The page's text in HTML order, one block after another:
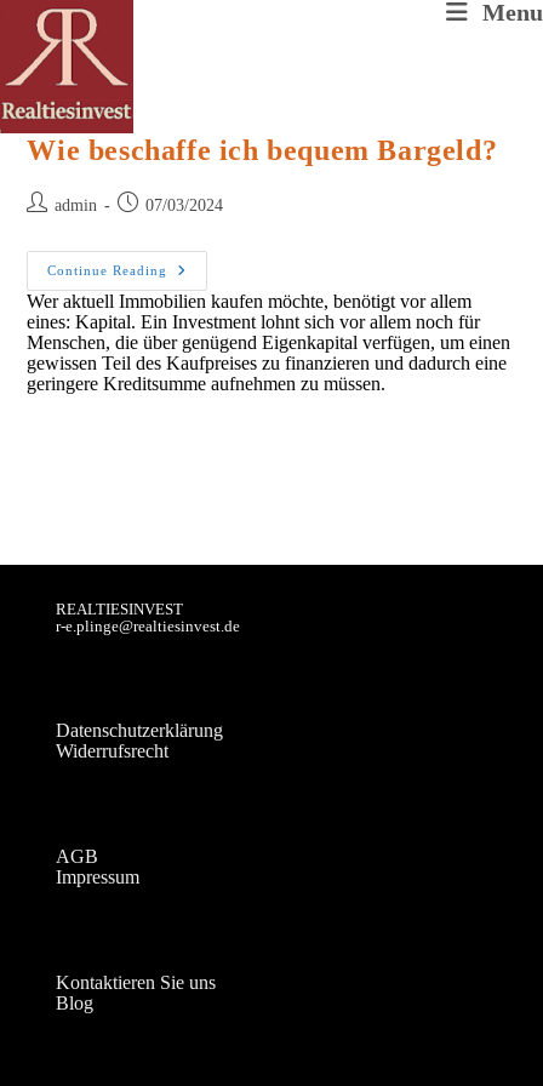
content
Menu
Wie beschaffe ich bequem Bargeld?
Postadmin
Post07/03/2024
Continue Reading
Wie
Beschaffe
Ich
Bequem
Bargeld?
Wer aktuell Immobilien kaufen möchte, benötigt vor allem
eines: Kapital. Ein Investment lohnt sich vor allem noch für
Menschen, die über genügend Eigenkapital verfügen, um einen
gewissen Teil des Kaufpreises zu finanzieren und dadurch eine
geringere Kreditsumme aufnehmen zu müssen.
REALTIESINVEST
r-e.plinge@realtiesinvest.de
Datenschutzerklärung
Widerrufsrecht
AGB
Impressum
Kontaktieren Sie uns
Blog